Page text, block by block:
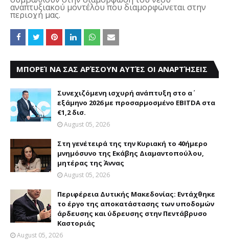
αναπτυξιακού μοντέλου που διαμορφώνεται στην
περιοχή μας.
ΜΠΟΡΕΊ ΝΑ ΣΑΣ ΑΡΈΣΟΥΝ ΑΥΤΈΣ ΟΙ ΑΝΑΡΤΉΣΕΙΣ
Συνεχιζόμενη ισχυρή ανάπτυξη στο α΄
εξάμηνο 2026 με προσαρμοσμένο EBITDA στα
€1,2 δισ.
August 05, 2026
Στη γενέτειρά της την Κυριακή το 40ήμερο
μνημόσυνο της Εκάβης Διαμαντοπούλου,
μητέρας της Άννας
August 05, 2026
Περιφέρεια Δυτικής Μακεδονίας: Εντάχθηκε
το έργο της αποκατάστασης των υποδομών
άρδευσης και ύδρευσης στην Πεντάβρυσο
Καστοριάς
August 05, 2026